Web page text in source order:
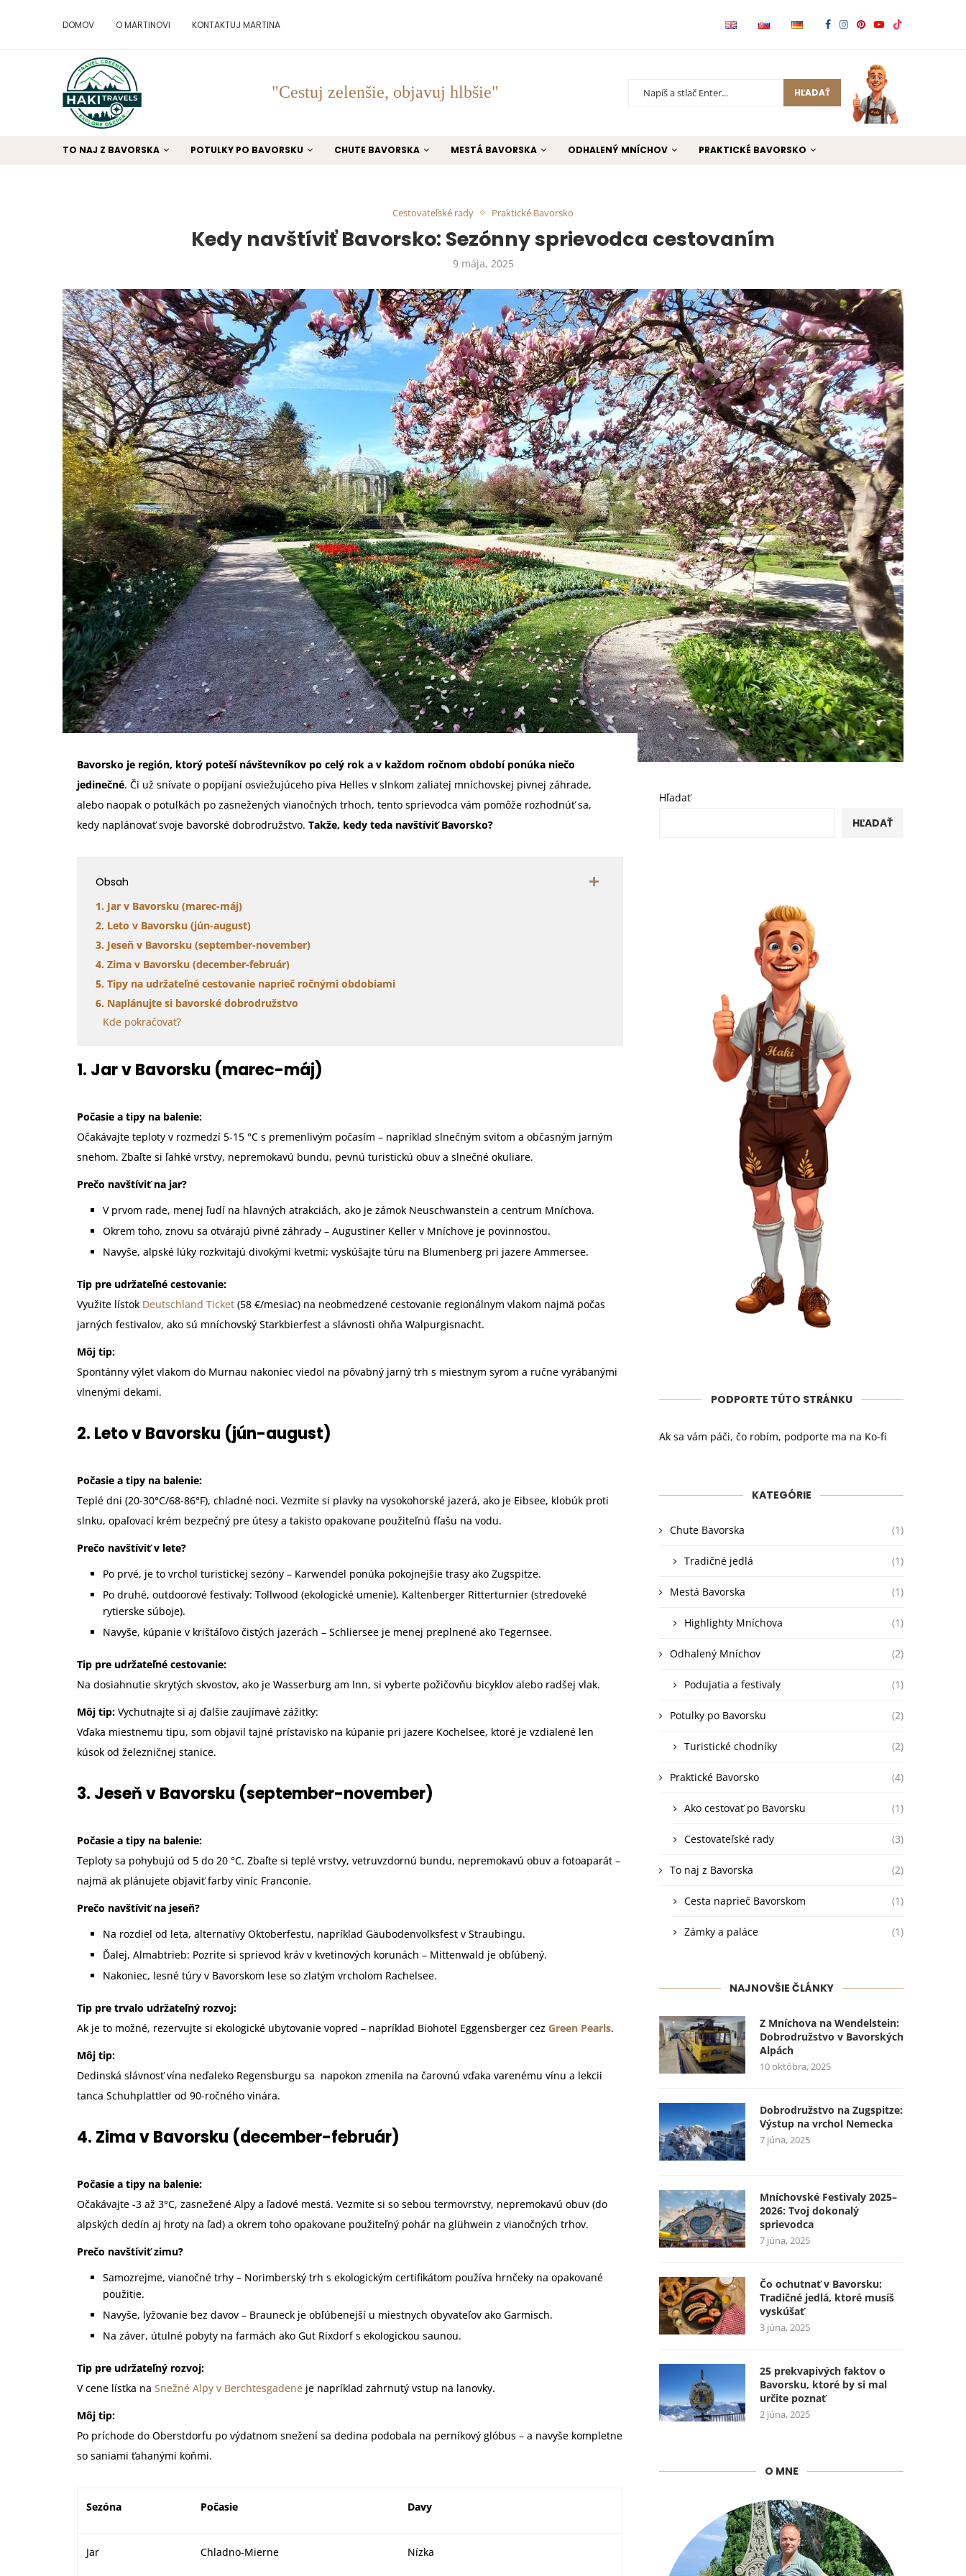
DOMOV O MARTINOVI KONTAKTUJ MARTINA
"Cestuj zelenšie, objavuj hlbšie" HĽADAŤ
TO NAJ Z BAVORSKA POTULKY PO BAVORSKU CHUTE BAVORSKA MESTÁ BAVORSKA ODHALENÝ MNÍCHOV PRAKTICKÉ BAVORSKO
Cestovateľské rady Praktické Bavorsko
Kedy navštíviť Bavorsko: Sezónny sprievodca cestovaním
9 mája, 2025
Bavorsko je región, ktorý poteší návštevníkov po celý rok a v každom ročnom období ponúka niečo
jedinečné. Či už snívate o popíjaní osviežujúceho piva Helles v slnkom zaliatej mníchovskej pivnej záhrade,
alebo naopak o potulkách po zasnežených vianočných trhoch, tento sprievodca vám pomôže rozhodnúť sa,
kedy naplánovať svoje bavorské dobrodružstvo. Takže, kedy teda navštíviť Bavorsko?
Obsah
1. Jar v Bavorsku (marec-máj)
2. Leto v Bavorsku (jún-august)
3. Jeseň v Bavorsku (september-november)
4. Zima v Bavorsku (december-február)
5. Tipy na udržateľné cestovanie naprieč ročnými obdobiami
6. Naplánujte si bavorské dobrodružstvo
Kde pokračovať?
1. Jar v Bavorsku (marec-máj)
Počasie a tipy na balenie:
Očakávajte teploty v rozmedzí 5-15 °C s premenlivým počasím – napríklad slnečným svitom a občasným jarným
snehom. Zbaľte si ľahké vrstvy, nepremokavú bundu, pevnú turistickú obuv a slnečné okuliare.
Prečo navštíviť na jar?
V prvom rade, menej ľudí na hlavných atrakciách, ako je zámok Neuschwanstein a centrum Mníchova.
Okrem toho, znovu sa otvárajú pivné záhrady – Augustiner Keller v Mníchove je povinnosťou.
Navyše, alpské lúky rozkvitajú divokými kvetmi; vyskúšajte túru na Blumenberg pri jazere Ammersee.
Tip pre udržateľné cestovanie:
Využite lístok Deutschland Ticket (58 €/mesiac) na neobmedzené cestovanie regionálnym vlakom najmä počas
jarných festivalov, ako sú mníchovský Starkbierfest a slávnosti ohňa Walpurgisnacht.
Môj tip:
Spontánny výlet vlakom do Murnau nakoniec viedol na pôvabný jarný trh s miestnym syrom a ručne vyrábanými
vlnenými dekami.
2. Leto v Bavorsku (jún-august)
Počasie a tipy na balenie:
Teplé dni (20-30°C/68-86°F), chladné noci. Vezmite si plavky na vysokohorské jazerá, ako je Eibsee, klobúk proti
slnku, opaľovací krém bezpečný pre útesy a takisto opakovane použiteľnú fľašu na vodu.
Prečo navštíviť v lete?
Po prvé, je to vrchol turistickej sezóny – Karwendel ponúka pokojnejšie trasy ako Zugspitze.
Po druhé, outdoorové festivaly: Tollwood (ekologické umenie), Kaltenberger Ritterturnier (stredoveké
rytierske súboje).
Navyše, kúpanie v krištáľovo čistých jazerách – Schliersee je menej preplnené ako Tegernsee.
Tip pre udržateľné cestovanie:
Na dosiahnutie skrytých skvostov, ako je Wasserburg am Inn, si vyberte požičovňu bicyklov alebo radšej vlak.
Môj tip: Vychutnajte si aj ďalšie zaujímavé zážitky:
Vďaka miestnemu tipu, som objavil tajné prístavisko na kúpanie pri jazere Kochelsee, ktoré je vzdialené len
kúsok od železničnej stanice.
3. Jeseň v Bavorsku (september-november)
Počasie a tipy na balenie:
Teploty sa pohybujú od 5 do 20 °C. Zbaľte si teplé vrstvy, vetruvzdornú bundu, nepremokavú obuv a fotoaparát –
najmä ak plánujete objaviť farby viníc Franconie.
Prečo navštíviť na jeseň?
Na rozdiel od leta, alternatívy Oktoberfestu, napríklad Gäubodenvolksfest v Straubingu.
Ďalej, Almabtrieb: Pozrite si sprievod kráv v kvetinových korunách – Mittenwald je obľúbený.
Nakoniec, lesné túry v Bavorskom lese so zlatým vrcholom Rachelsee.
Tip pre trvalo udržateľný rozvoj:
Ak je to možné, rezervujte si ekologické ubytovanie vopred – napríklad Biohotel Eggensberger cez Green Pearls.
Môj tip:
Dedinská slávnosť vína neďaleko Regensburgu sa napokon zmenila na čarovnú vďaka varenému vínu a lekcii
tanca Schuhplattler od 90-ročného vinára.
4. Zima v Bavorsku (december-február)
Počasie a tipy na balenie:
Očakávajte -3 až 3°C, zasnežené Alpy a ľadové mestá. Vezmite si so sebou termovrstvy, nepremokavú obuv (do
alpských dedín aj hroty na ľad) a okrem toho opakovane použiteľný pohár na glühwein z vianočných trhov.
Prečo navštíviť zimu?
Samozrejme, vianočné trhy – Norimberský trh s ekologickým certifikátom používa hrnčeky na opakované
použitie.
Navyše, lyžovanie bez davov – Brauneck je obľúbenejší u miestnych obyvateľov ako Garmisch.
Na záver, útulné pobyty na farmách ako Gut Rixdorf s ekologickou saunou.
Tip pre udržateľný rozvoj:
V cene lístka na Snežné Alpy v Berchtesgadene je napríklad zahrnutý vstup na lanovky.
Môj tip:
Po príchode do Oberstdorfu po výdatnom snežení sa dedina podobala na perníkový glóbus – a navyše kompletne
so saniami ťahanými koňmi.
Sezóna Počasie Davy
Jar Chladno-Mierne Nízka
Hľadať
HĽADAŤ
PODPORTE TÚTO STRÁNKU
Ak sa vám páči, čo robím, podporte ma na Ko-fi
KATEGÓRIE
Chute Bavorska (1)
Tradičné jedlá (1)
Mestá Bavorska (1)
Highlighty Mníchova (1)
Odhalený Mníchov (2)
Podujatia a festivaly (1)
Potulky po Bavorsku (2)
Turistické chodníky (2)
Praktické Bavorsko (4)
Ako cestovať po Bavorsku (1)
Cestovateľské rady (3)
To naj z Bavorska (2)
Cesta naprieč Bavorskom (1)
Zámky a paláce (1)
NAJNOVŠIE ČLÁNKY
Z Mníchova na Wendelstein:
Dobrodružstvo v Bavorských
Alpách
10 októbra, 2025
Dobrodružstvo na Zugspitze:
Výstup na vrchol Nemecka
7 júna, 2025
Mníchovské Festivaly 2025–
2026: Tvoj dokonalý
sprievodca
7 júna, 2025
Čo ochutnať v Bavorsku:
Tradičné jedlá, ktoré musíš
vyskúšať
3 júna, 2025
25 prekvapivých faktov o
Bavorsku, ktoré by si mal
určite poznať
2 júna, 2025
O MNE